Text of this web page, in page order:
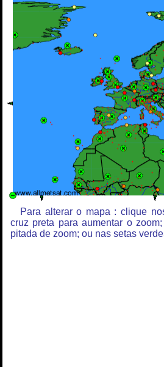
Para alterar o mapa : clique
cruz preta para aumentar o
pitada de zoom; ou nas setas